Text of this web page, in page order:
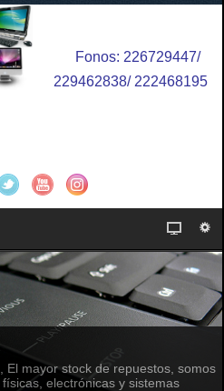
Fonos: 226729447/
229462838/ 222468195
El mayor stock de repuestos, somos
electrónicas y sistemas